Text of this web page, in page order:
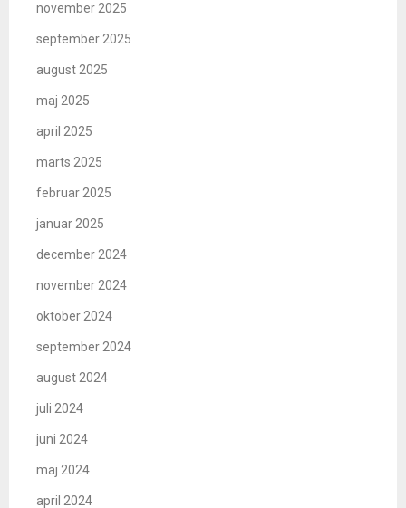
november 2025
september 2025
august 2025
maj 2025
april 2025
marts 2025
februar 2025
januar 2025
december 2024
november 2024
oktober 2024
september 2024
august 2024
juli 2024
juni 2024
maj 2024
april 2024